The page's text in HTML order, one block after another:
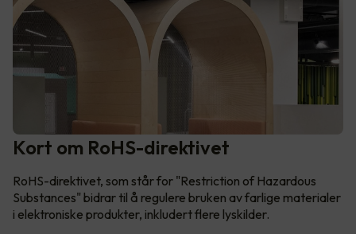
Kort om RoHS-direktivet
RoHS-direktivet, som står for "Restriction of Hazardous
Substances" bidrar til å regulere bruken av farlige materialer
i elektroniske produkter, inkludert flere lyskilder.